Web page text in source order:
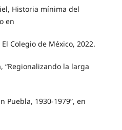
Historia mínima del
en
Colegio de México, 2022.
“Regionalizando la larga
Puebla, 1930-1979”, en